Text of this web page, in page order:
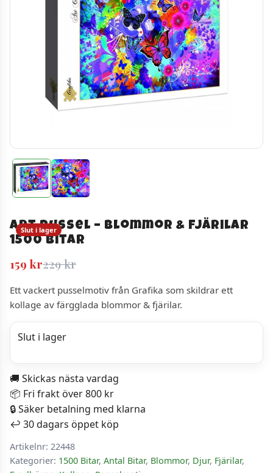
Art Pussel – Blommor & Fjärilar
1500 bitar
229krDet
priset
var:
159 kr
Det
priset
är:
Slut i lager
Ett vackert pusselmotiv från Grafika som skildrar ett
kollage av färgglada blommor & fjärilar.
Slut i lager
🚚 Skickas nästa vardag
📦 Fri frakt över 800 kr
🔒 Säker betalning med klarna
↩️ 30 dagars öppet köp
Artikelnr: 22448
Kategorier: 1500 Bitar, Antal Bitar, Blommor, Djur, Fjärilar,